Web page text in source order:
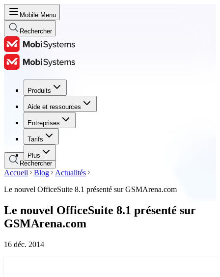
Mobile Menu
Rechercher
Produits
Aide et ressources
Entreprises
Tarifs
Plus
Produits
Aide et ressources
Entreprises
Tarifs
Rechercher
Accueil Blog
Actualités
Le nouvel OfficeSuite 8.1 présenté sur GSMArena.com
Le nouvel OfficeSuite 8.1 présenté sur
GSMArena.com
16 déc. 2014